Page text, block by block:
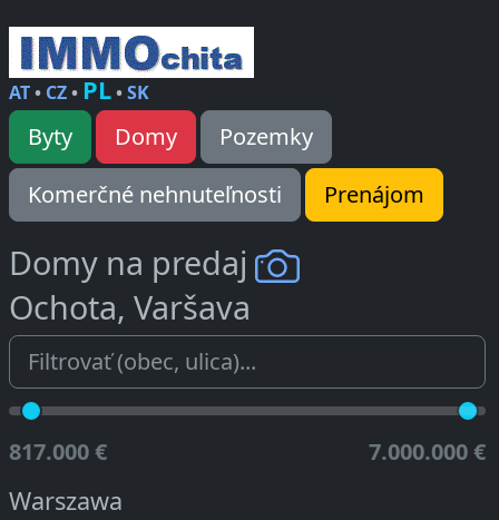
AT• CZ• PL•SK
Byty Domy
Pozemky
Komerčné nehnuteľnosti
Prenájom
Domy na predaj
Ochota, Varšava
817.000 € 7.000.000 €
Warszawa